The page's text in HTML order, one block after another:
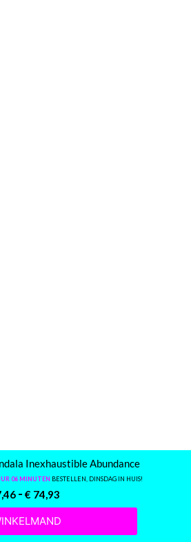
Inexhaustible Abundance
06 MINUTEN BESTELLEN, DINSDAG IN HUIS!
- € 74,93